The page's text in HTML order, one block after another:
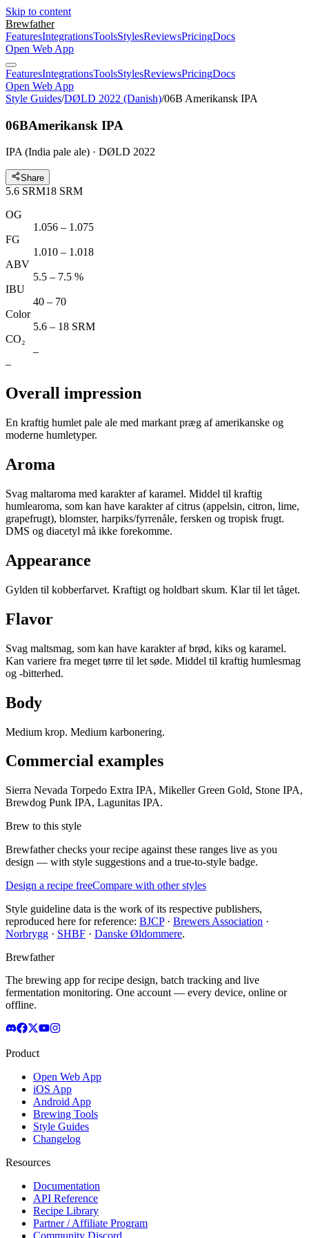
Skip to content
Brewfather
FeaturesIntegrationsToolsStylesReviewsPricingDocs
Open Web App
FeaturesIntegrationsToolsStylesReviewsPricingDocs
Open Web App
Style Guides/DØLD 2022 (Danish)/06B Amerikansk IPA
06BAmerikansk IPA
IPA (India pale ale) · DØLD 2022
Share
5.6 SRM18 SRM
OG
1.056 – 1.075
FG
1.010 – 1.018
ABV
5.5 – 7.5 %
IBU
40 – 70
Color
5.6 – 18 SRM
CO₂
–
–
Overall impression
En kraftig humlet pale ale med markant præg af amerikanske og
moderne humletyper.
Aroma
Svag maltaroma med karakter af karamel. Middel til kraftig
humlearoma, som kan have karakter af citrus (appelsin, citron, lime,
grapefrugt), blomster, harpiks/fyrrenåle, fersken og tropisk frugt.
DMS og diacetyl må ikke forekomme.
Appearance
Gylden til kobberfarvet. Kraftigt og holdbart skum. Klar til let tåget.
Flavor
Svag maltsmag, som kan have karakter af brød, kiks og karamel.
Kan variere fra meget tørre til let søde. Middel til kraftig humlesmag
og -bitterhed.
Body
Medium krop. Medium karbonering.
Commercial examples
Sierra Nevada Torpedo Extra IPA, Mikeller Green Gold, Stone IPA,
Brewdog Punk IPA, Lagunitas IPA.
Brew to this style
Brewfather checks your recipe against these ranges live as you
design — with style suggestions and a true-to-style badge.
Design a recipe freeCompare with other styles
Style guideline data is the work of its respective publishers,
reproduced here for reference: BJCP· Brewers Association ·
Norbrygg · SHBF · Danske Øldommere.
Brewfather
The brewing app for recipe design, batch tracking and live
fermentation monitoring. One account — every device, online or
offline.
Product
Open Web App
iOS App
Android App
Brewing Tools
Style Guides
Changelog
Resources
Documentation
API Reference
Recipe Library
Partner / Affiliate Program